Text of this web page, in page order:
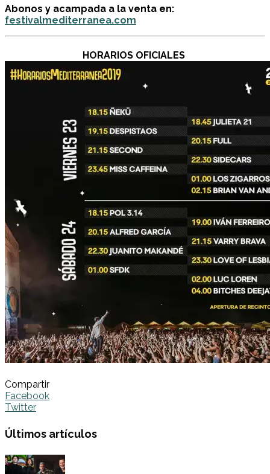
Abonos y acampada a la venta en:
festivalmediterranea.com
HORARIOS OFICIALES
Compartir
Facebook
Twitter
Últimos artículos